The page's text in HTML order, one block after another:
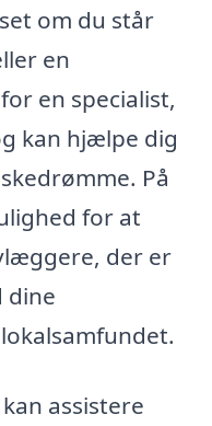
om du står
en
en specialist,
kan hjælpe dig
På
for at
der er
dine
assistere